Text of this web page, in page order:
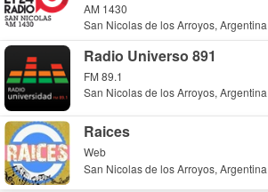
AM 1430
San Nicolas de los Arroyos, Argentina
Radio Universo 891
FM 89.1
San Nicolas de los Arroyos, Argentina
Raices
Web
San Nicolas de los Arroyos, Argentina